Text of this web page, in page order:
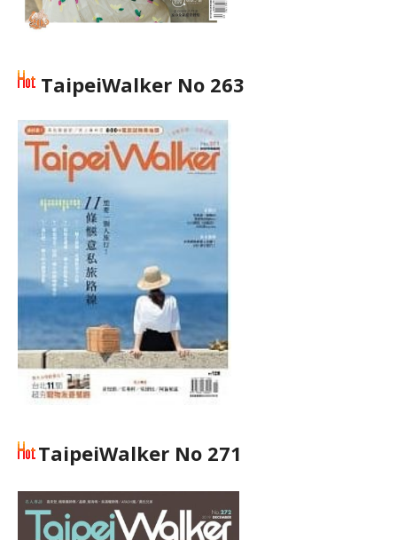
TaipeiWalker No 263
TaipeiWalker No 271